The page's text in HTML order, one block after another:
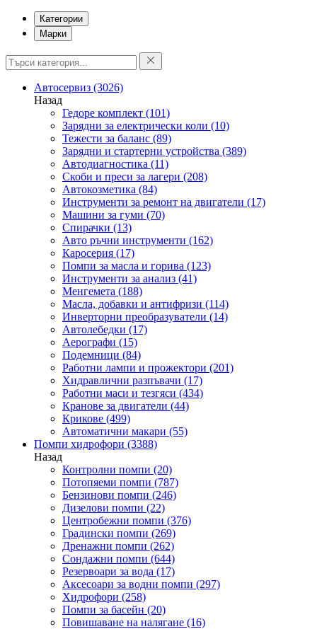
Категории
Марки
Автосервиз (3026)
Назад
Гедоре комплект (101)
Зарядни за електрически коли (10)
Тежести за баланс (89)
Зарядни и стартерни устройства (389)
Автодиагностика (11)
Скоби и преси за лагери (208)
Автокозметика (84)
Инструменти за ремонт на двигатели (17)
Машини за гуми (70)
Спирачки (13)
Авто ръчни инструменти (162)
Каросерия (17)
Помпи за масла и горива (123)
Инструменти за анализ (41)
Менгемета (188)
Масла, добавки и антифризи (114)
Инверторни преобразуватели (14)
Автолебедки (17)
Аерографи (15)
Подемници (84)
Работни лампи и прожектори (201)
Хидравлични разпъвачи (17)
Работни маси и тезгяси (434)
Кранове за двигатели (44)
Крикове (499)
Автоматични макари (55)
Помпи хидрофори (3388)
Назад
Контролни помпи (20)
Потопяеми помпи (787)
Бензинови помпи (246)
Дизелови помпи (22)
Центробежни помпи (376)
Градински помпи (269)
Дренажни помпи (262)
Сондажни помпи (644)
Резервоари за вода (17)
Аксесоари за водни помпи (297)
Хидрофори (258)
Помпи за басейн (20)
Повишаване на налягане (16)